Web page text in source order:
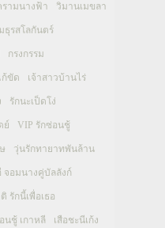
รามนางฟ้า วิมานเมขลา
มธุรสโลกันตร์
กรงกรรม
ก้ขัด เจ้าสาวบ้านไร่
รักนะเป็ดโง่
ย์ VIP รักซ่อนชู้
วุ่นรักทายาทพันล้าน
จอมนางคู่บัลลังก์
รักนี้เพื่อเธอ
นชู้ เกาหลี เสือชะนีเก้ง